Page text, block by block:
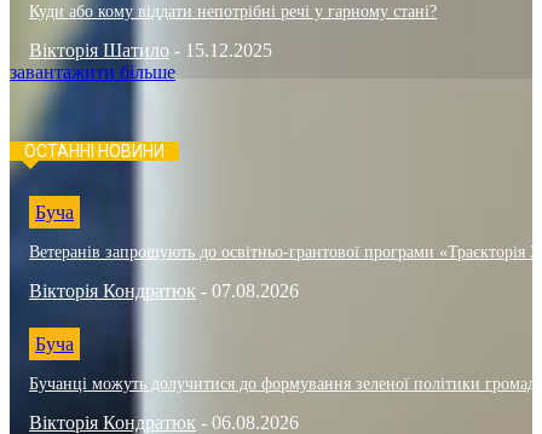
Куди або кому віддати непотрібні речі у гарному стані?
Вікторія Шатило - 15.12.2025
завантажити більше
ОСТАННІ НОВИНИ
Буча
Ветеранів запрошують до освітньо-грантової програми «Траєкторія
Вікторія Кондратюк - 07.08.2026
Буча
Бучанці можуть долучитися до формування зеленої політики
Вікторія Кондратюк - 06.08.2026